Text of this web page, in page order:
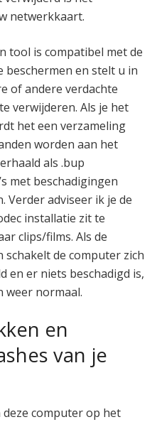
netwerkkaart.
tool is compatibel met de
en stelt u in
of andere verdachte
verwijderen. Als je het
het een verzameling
worden aan het
als .bup
met beschadigingen
Verder adviseer ik je de
installatie zit te
clips/films. Als de
de computer zich
en er niets beschadigd is,
weer normaal.
en
van je
computer op het